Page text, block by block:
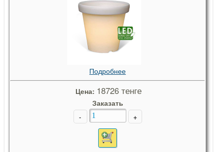
Подробнее
Цена: 18726 тенге
Заказать
-
+